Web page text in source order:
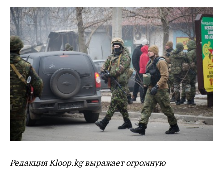
Редакция Kloop.kg выражает огромную